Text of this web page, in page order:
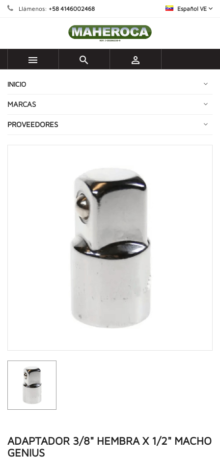
Llámenos: +58 4146002468 Español VE
  
INICIO
MARCAS
PROVEEDORES
ADAPTADOR 3/8" HEMBRA X 1/2" MACHO
GENIUS